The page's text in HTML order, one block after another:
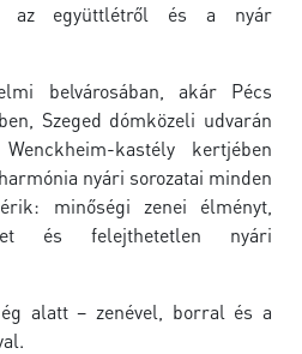
az együttlétről és a nyár
belvárosában, akár Pécs
Szeged dómközeli udvarán
kastély kertjében
nyári sorozatai minden
minőségi zenei élményt,
és felejthetetlen nyári
alatt – zenével, borral és a